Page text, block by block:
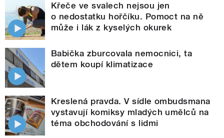
Křeče ve svalech nejsou jen
o nedostatku hořčíku. Pomoct na ně
může i lák z kyselých okurek
Babička zburcovala nemocnici, ta
dětem koupí klimatizace
Kreslená pravda. V sídle ombudsmana
vystavují komiksy mladých umělců na
téma obchodování s lidmi